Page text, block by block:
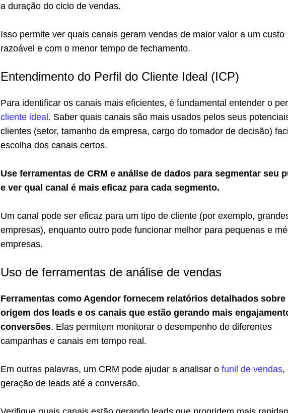
a duração do ciclo de vendas.
Isso permite ver quais canais geram vendas de maior valor a um custo
razoável e com o menor tempo de fechamento.
Entendimento do Perfil do Cliente Ideal (ICP)
Para identificar os canais mais eficientes, é fundamental entender o
cliente ideal . Saber quais canais são mais usados pelos seus
clientes (setor, tamanho da empresa, cargo do tomador de decisão)
escolha dos canais certos.
Use ferramentas de CRM e análise de dados para segmentar seu
e ver qual canal é mais eficaz para cada segmento.
Um canal pode ser eficaz para um tipo de cliente (por exemplo,
empresas), enquanto outro pode funcionar melhor para pequenas e
empresas.
Uso de ferramentas de análise de vendas
Ferramentas como Agendor fornecem relatórios detalhados sobre
origem dos leads e os canais que estão gerando mais
conversões. Elas permitem monitorar o desempenho de diferentes
campanhas e canais em tempo real.
Em outras palavras, um CRM pode ajudar a analisar o funil de vendas,
geração de leads até a conversão.